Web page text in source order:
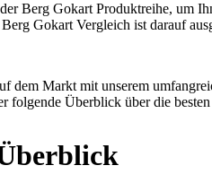
Berg Gokart Produktreihe, um
Gokart Vergleich ist darauf
dem Markt mit unserem
folgende Überblick über die